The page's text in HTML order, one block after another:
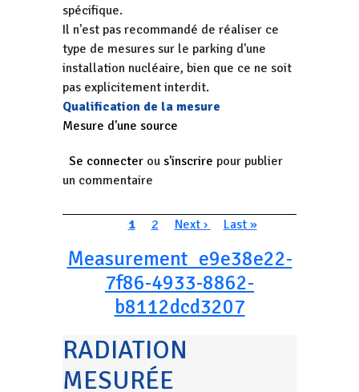
spécifique.
Il n'est pas recommandé de réaliser ce
type de mesures sur le parking d'une
installation nucléaire, bien que ce ne soit
pas explicitement interdit.
Qualification de la mesure
Mesure d'une source
Se connecter ou s'inscrire pour publier
un commentaire
PaginationPage courante
1 Page
2 Page suivante
Next › Dernière page
Last »
Measurement_e9e38e22-
7f86-4933-8862-
b8112dcd3207
RADIATION
MESURÉE